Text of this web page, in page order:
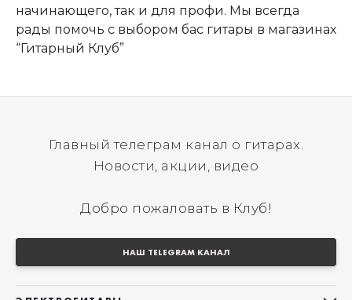
начинающего, так и для профи. Мы всегда
рады помочь с выбором бас гитары в магазинах
“Гитарный Клуб”
Главный телеграм канал о гитарах.
Новости, акции, видео
Добро пожаловать в Клуб!
НАШ TELEGRAM КАНАЛ